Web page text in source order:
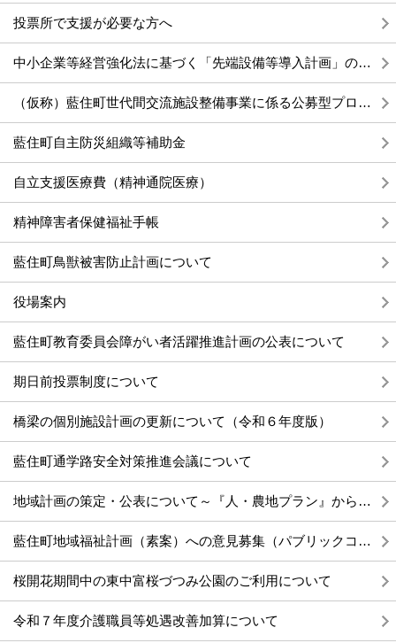
投票所で支援が必要な方へ
中小企業等経営強化法に基づく「先端設備等導入計画」の認定申請受付について
（仮称）藍住町世代間交流施設整備事業に係る公募型プロポーザルの実施について
藍住町自主防災組織等補助金
自立支援医療費（精神通院医療）
精神障害者保健福祉手帳
藍住町鳥獣被害防止計画について
役場案内
藍住町教育委員会障がい者活躍推進計画の公表について
期日前投票制度について
橋梁の個別施設計画の更新について（令和６年度版）
藍住町通学路安全対策推進会議について
地域計画の策定・公表について～『人・農地プラン』から『地域計画』へ～
藍住町地域福祉計画（素案）への意見募集（パブリックコメント）の結果報告について
桜開花期間中の東中富桜づつみ公園のご利用について
令和７年度介護職員等処遇改善加算について